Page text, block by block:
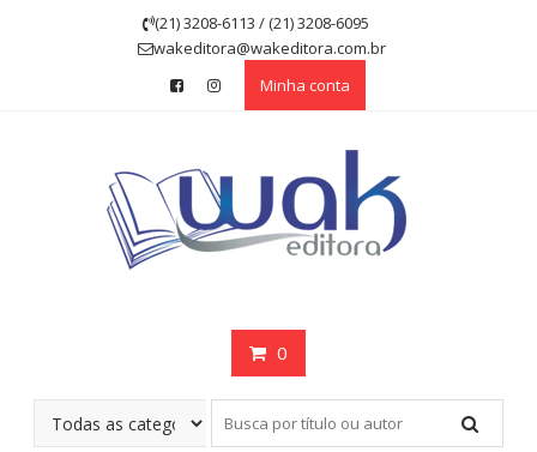
(21) 3208-6113 / (21) 3208-6095
wakeditora@wakeditora.com.br
Minha conta
0